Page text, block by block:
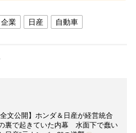
企業 日産 自動車
文公開】ホンダ＆日産が経営統合
裏で起きていた内幕 水面下で蠢い